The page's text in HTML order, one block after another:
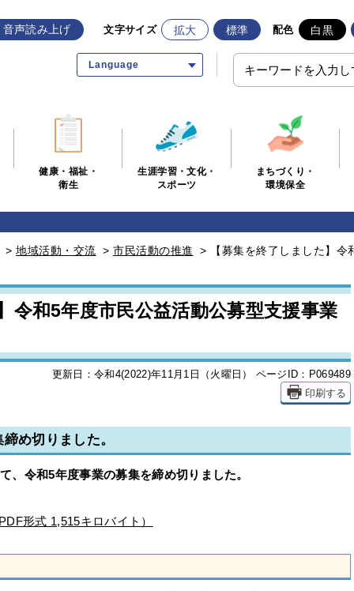
音声読み上げ 文字サイズ 拡大 標準 配色 白黒
Language
健康・福祉・
衛生
生涯学習・文化・
スポーツ
まちづくり・
環境保全
> 地域活動・交流 > 市民活動の推進 > 【募集を終了しました】
令和5年度市民公益活動公募型支援事業
更新日：令和4(2022)年11月1日（火曜日） ページID：P069489
印刷する
め切りました。
、令和5年度事業の募集を締め切りました。
形式 1,515キロバイト）